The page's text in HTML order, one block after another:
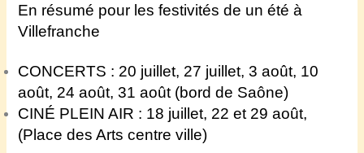
En résumé pour les festivités de un été à
Villefranche
CONCERTS : 20 juillet, 27 juillet, 3 août, 10
août, 24 août, 31 août (bord de Saône)
CINÉ PLEIN AIR : 18 juillet, 22 et 29 août,
(Place des Arts centre ville)